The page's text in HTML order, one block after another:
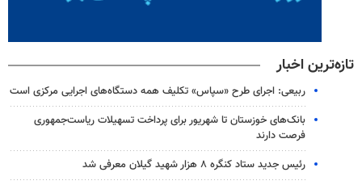
تازه‌ترین اخبار
ربیعی: اجرای طرح «سپاس» تکلیف همه دستگاه‌های اجرایی مرکزی است
بانک‌های خوزستان تا شهریور برای پرداخت تسهیلات ریاست‌جمهوری
فرصت دارند
رئیس جدید ستاد کنگره ۸ هزار شهید گیلان معرفی شد